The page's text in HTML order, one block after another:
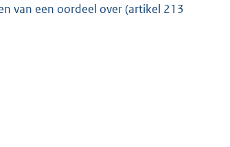
van een oordeel over (artikel 213